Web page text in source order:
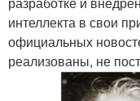
интеллекта в свои
официальных
реализованы, не